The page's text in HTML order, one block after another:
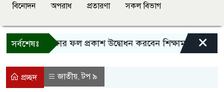
বিনোদন অপরাধ প্রতারণা সকল বিভাগ
সর্বশেষঃ
পরীক্ষার ফল প্রকাশ উদ্বোধন করবেন শিক্ষামন্ত্রী ×
প্রচ্ছদ জাতীয়,টপ ৯